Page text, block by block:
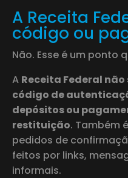
A Receita
código ou
Não. Esse é um ponto
A Receita Federal
código de
depósitos ou
restituição. Também
pedidos de
feitos por links,
informais.